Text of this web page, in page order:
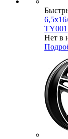
Нет в